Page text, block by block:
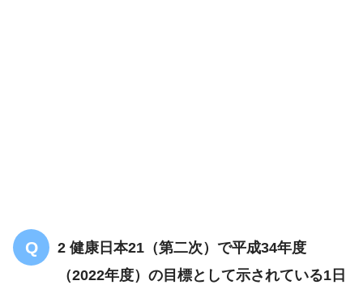
2 健康日本21（第二次）で平成34年度
（2022年度）の目標として示されている1日